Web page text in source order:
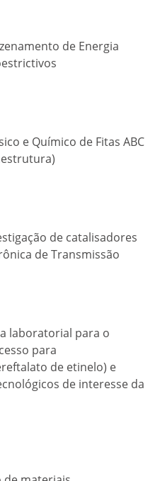
de Energia
e Químico de Fitas ABC
de catalisadores
de Transmissão
laboratorial para o
para
de etinelo) e
de interesse da